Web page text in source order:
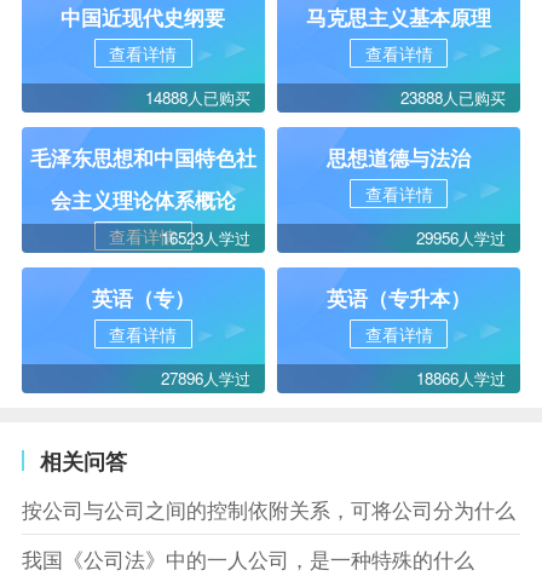
中国近现代史纲要
查看详情
14888人已购买
马克思主义基本原理
查看详情
23888人已购买
毛泽东思想和中国特色社
会主义理论体系概论
查看详情16523人学过
思想道德与法治
查看详情
29956人学过
英语（专）
查看详情
27896人学过
英语（专升本）
查看详情
18866人学过
相关问答
按公司与公司之间的控制依附关系，可将公司分为什么
我国《公司法》中的一人公司，是一种特殊的什么